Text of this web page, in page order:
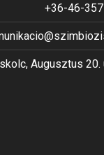
+36-46-
Augusztus 20.